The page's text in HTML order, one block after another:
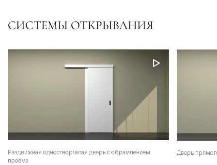
СИСТЕМЫ ОТКРЫВАНИЯ
Раздвижная одностворчатая дверь с обрамлением
проёма
Дверь